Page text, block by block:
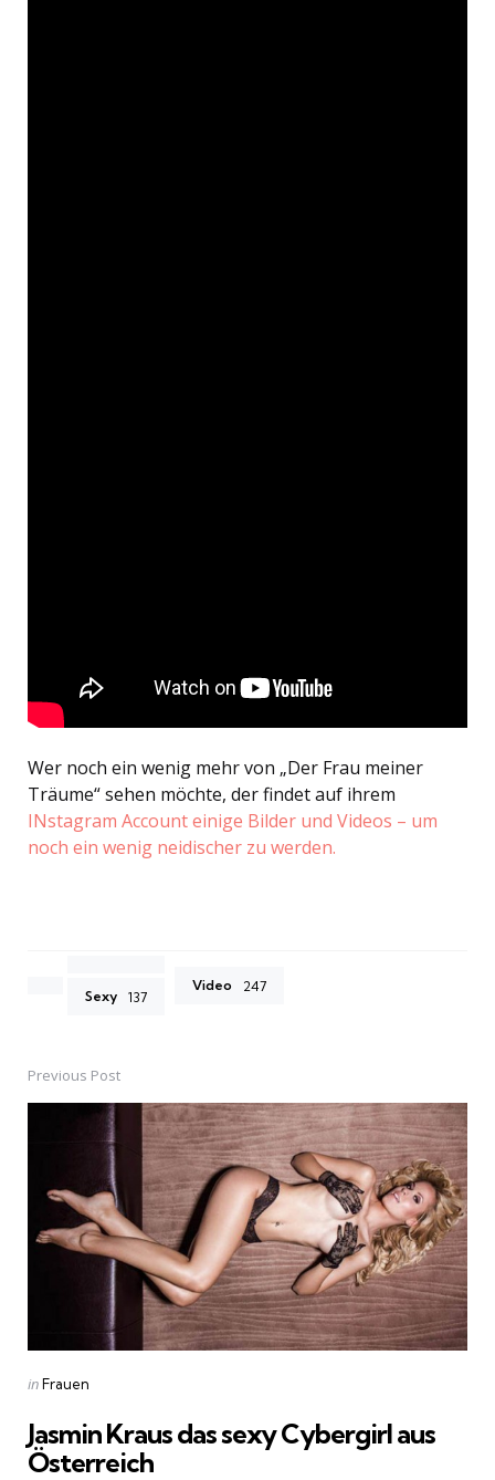
Wer noch ein wenig mehr von „Der Frau meiner
Träume“ sehen möchte, der findet auf ihrem
INstagram Account einige Bilder und Videos – um
noch ein wenig neidischer zu werden.
Sexy 137
Video 247
Post
navigation
Previous Post
Posted
inFrauen
Jasmin Kraus das sexy Cybergirl aus
Österreich